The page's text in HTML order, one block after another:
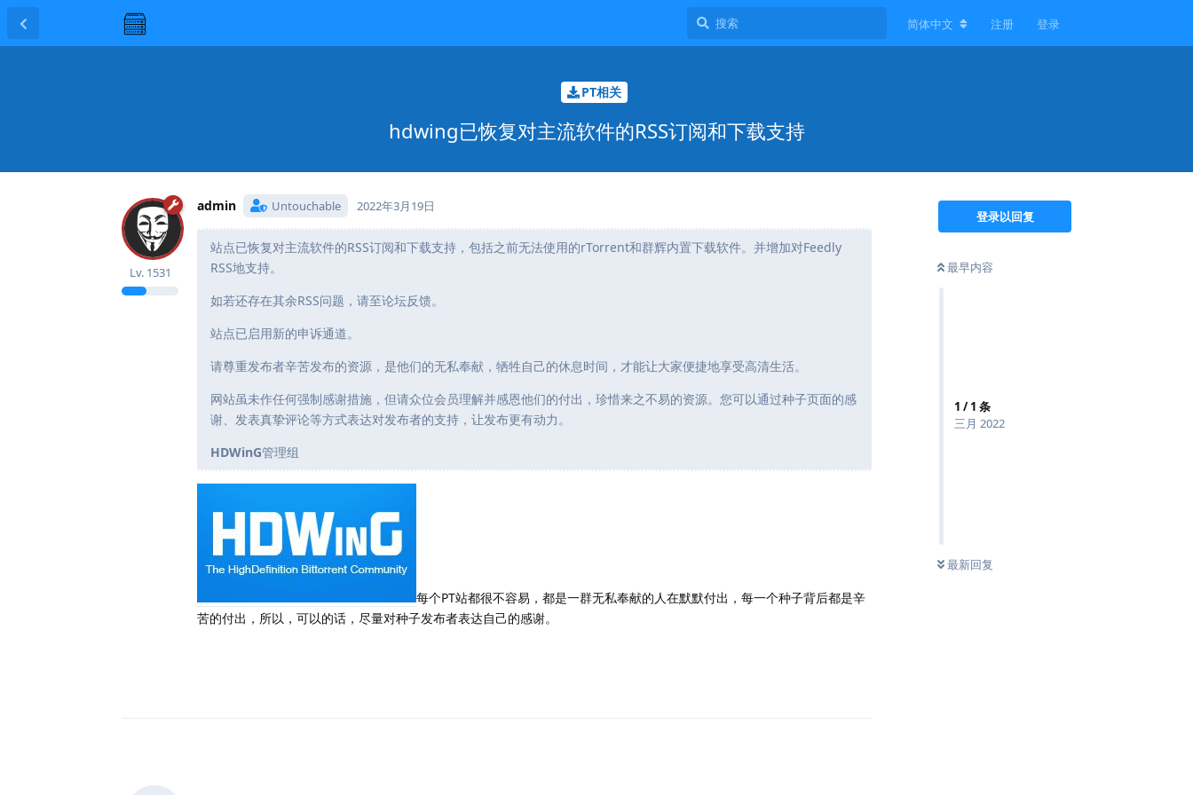
简体中文 注册 登录
PT相关
hdwing已恢复对主流软件的RSS订阅和下载支持
登录以回复
最早内容
1 /1 条
三月 2022
最新回复
admin Untouchable
Lv. 1531
2022年3月19日
站点已恢复对主流软件的RSS订阅和下载支持，包括之前无法使用的rTorrent和群辉内置下载软件。并增加对Feedly
RSS地支持。
如若还存在其余RSS问题，请至论坛反馈。
站点已启用新的申诉通道。
请尊重发布者辛苦发布的资源，是他们的无私奉献，牺牲自己的休息时间，才能让大家便捷地享受高清生活。
网站虽未作任何强制感谢措施，但请众位会员理解并感恩他们的付出，珍惜来之不易的资源。您可以通过种子页面的感
谢、发表真挚评论等方式表达对发布者的支持，让发布更有动力。
HDWinG管理组
每个PT站都很不容易，都是一群无私奉献的人在默默付出，每一个种子背后都是辛
苦的付出，所以，可以的话，尽量对种子发布者表达自己的感谢。